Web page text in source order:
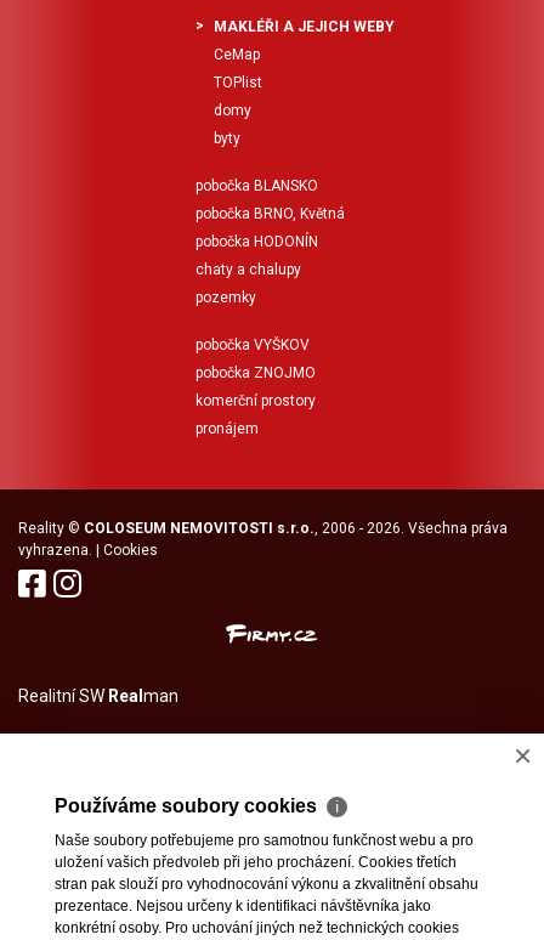
MAKLÉŘI A JEJICH WEBY
CeMap
TOPlist
domy
byty
pobočka BLANSKO
pobočka BRNO, Květná
pobočka HODONÍN
chaty a chalupy
pozemky
pobočka VYŠKOV
pobočka ZNOJMO
komerční prostory
pronájem
Reality © COLOSEUM NEMOVITOSTI s.r.o. , 2006 - 2026. Všechna práva
vyhrazena. | Cookies
Realitní SW Real man
×
Používáme soubory cookies ℹ
Naše soubory potřebujeme pro samotnou funkčnost webu a pro
uložení vašich předvoleb při jeho procházení. Cookies třetích
stran pak slouží pro vyhodnocování výkonu a zkvalitnění obsahu
prezentace. Nejsou určeny k identifikaci návštěvníka jako
konkrétní osoby. Pro uchování jiných než technických cookies